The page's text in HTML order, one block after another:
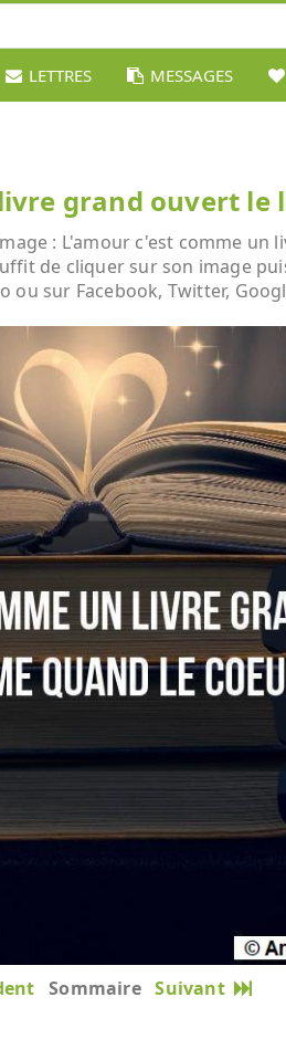
LETTRES MESSAGES
grand ouvert le
: L'amour c'est comme
de cliquer sur son image
sur Facebook, Twitter,
Sommaire Suivant